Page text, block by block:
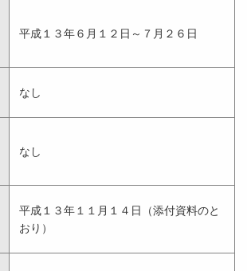
平成１３年６月１２日～７月２６日
なし
なし
平成１３年１１月１４日（添付資料のと
おり）